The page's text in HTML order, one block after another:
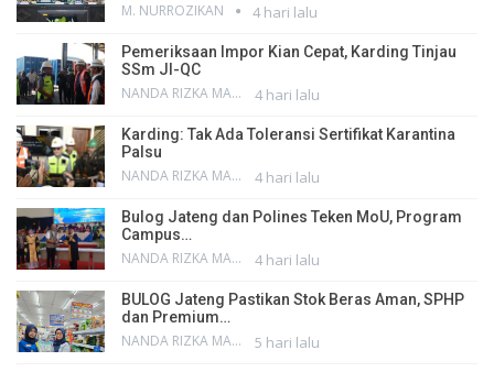
M. NURROZIKAN 4 hari lalu
Pemeriksaan Impor Kian Cepat, Karding Tinjau
SSm JI-QC
NANDA RIZKA MAHENDRA 4 hari lalu
Karding: Tak Ada Toleransi Sertifikat Karantina
Palsu
NANDA RIZKA MAHENDRA 4 hari lalu
Bulog Jateng dan Polines Teken MoU, Program
Campus…
NANDA RIZKA MAHENDRA 4 hari lalu
BULOG Jateng Pastikan Stok Beras Aman, SPHP
dan Premium…
NANDA RIZKA MAHENDRA 5 hari lalu